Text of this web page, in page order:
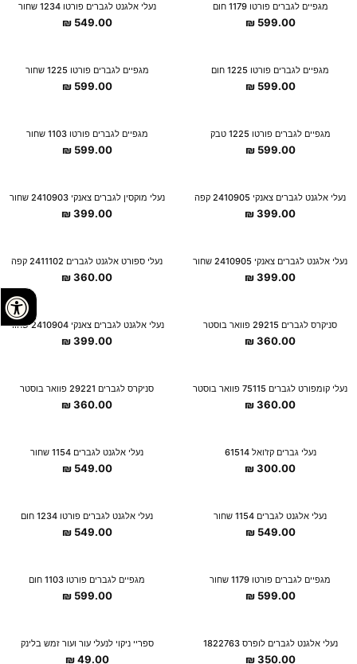
מגפיים לגברים פורטו 1179 חום
599.00
₪
נעלי אלגנט לגברים פורטו 1234 שחור
549.00
₪
מגפיים לגברים פורטו 1225 חום
599.00
₪
מגפיים לגברים פורטו 1225 שחור
599.00
₪
מגפיים לגברים פורטו 1225 טבק
599.00
₪
מגפיים לגברים פורטו 1103 שחור
599.00
₪
נעלי אלגנט לגברים צאנקי 2410905 קפה
399.00
₪
נעלי מוקסין לגברים צאנקי 2410903 שחור
399.00
₪
נעלי אלגנט לגברים צאנקי 2410905 שחור
399.00
₪
נעלי ספורט אלגנט לגברים 2411102 קפה
360.00
₪
סניקרס לגברים 29215 פוואר בוסטר
360.00
₪
נעלי אלגנט לגברים צאנקי 2410904 שחור
399.00
₪
נעלי קומפורט לגברים 75115 פוואר בוסטר
360.00
₪
סניקרס לגברים 29221 פוואר בוסטר
360.00
₪
נעלי גברים קז'ואל 61514
300.00
₪
נעלי אלגנט לגברים 1154 שחור
549.00
₪
נעלי אלגנט לגברים 1154 שחור
549.00
₪
נעלי אלגנט לגברים פורטו 1234 חום
549.00
₪
מגפיים לגברים פורטו 1179 שחור
599.00
₪
מגפיים לגברים פורטו 1103 חום
599.00
₪
נעלי אלגנט לגברים לופרס 1822763
350.00
₪
ספריי ניקוי לנעלי עור ועור זמש בלינק
49.00
₪